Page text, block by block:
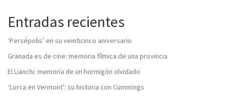
Entradas recientes
‘Persépolis’ en su veinticinco aniversario
Granada es de cine: memoria fílmica de una provincia
El Lianchi: memoria de un hormigón olvidado
‘Lorca en Vermont’: su historia con Cummings